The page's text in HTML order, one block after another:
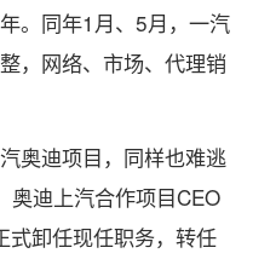
。同年1月、5月，一汽
，网络、市场、代理销
奥迪项目，同样也难逃
奥迪上汽合作项目CEO
卸任现任职务，转任